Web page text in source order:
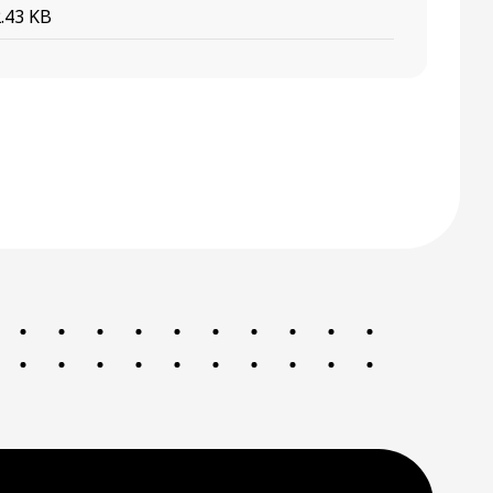
KB